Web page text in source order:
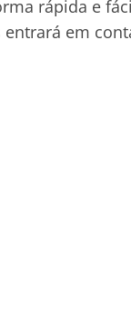
rápida e
entrará em